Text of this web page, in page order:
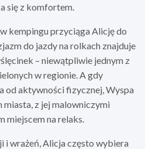
się z komfortem.
kempingu przyciąga Alicję do
do jazdy na rolkach znajduje
– niewątpliwie jednym z
w regionie. A gdy
od aktywności fizycznej, Wyspa
miasta, z jej malowniczymi
miejscem na relaks.
i wrażeń, Alicja często wybiera